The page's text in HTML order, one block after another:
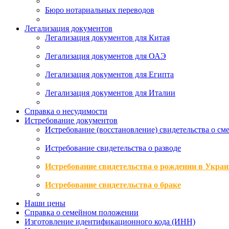
Бюро нотариальных переводов
Легализация документов
Легализация документов для Китая
Легализация документов для ОАЭ
Легализация документов для Египта
Легализация документов для Италии
Справка о несудимости
Истребование документов
Истребование (восстановление) свидетельства о
Истребование свидетельства о разводе
Истребование свидетельства о рождении в
Истребование свидетельства о браке
Наши цены
Справка о семейном положении
Изготовление идентификационного кода (ИНН)